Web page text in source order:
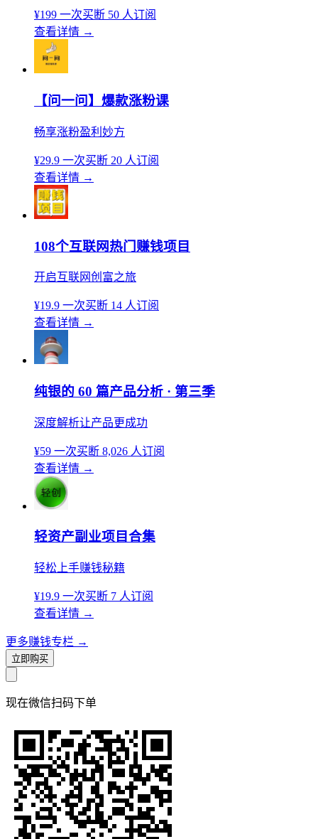
¥199 一次买断 50 人订阅
查看详情 →
【问一问】爆款涨粉课
畅享涨粉盈利妙方
¥29.9 一次买断 20 人订阅
查看详情 →
108个互联网热门赚钱项目
开启互联网创富之旅
¥19.9 一次买断 14 人订阅
查看详情 →
纯银的 60 篇产品分析 · 第三季
深度解析让产品更成功
¥59 一次买断 8,026 人订阅
查看详情 →
轻资产副业项目合集
轻松上手赚钱秘籍
¥19.9 一次买断 7 人订阅
查看详情 →
更多赚钱专栏 →
立即购买
现在微信扫码下单